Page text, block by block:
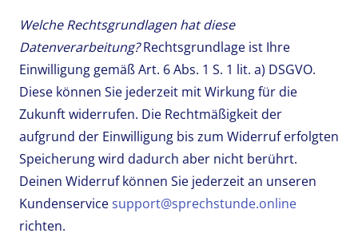
Welche Rechtsgrundlagen hat diese
Datenverarbeitung?Rechtsgrundlage ist Ihre
Einwilligung gemäß Art. 6 Abs. 1 S. 1 lit. a) DSGVO.
Diese können Sie jederzeit mit Wirkung für die
Zukunft widerrufen. Die Rechtmäßigkeit der
aufgrund der Einwilligung bis zum Widerruf erfolgten
Speicherung wird dadurch aber nicht berührt.
Deinen Widerruf können Sie jederzeit an unseren
Kundenservicesupport@sprechstunde.online
richten.